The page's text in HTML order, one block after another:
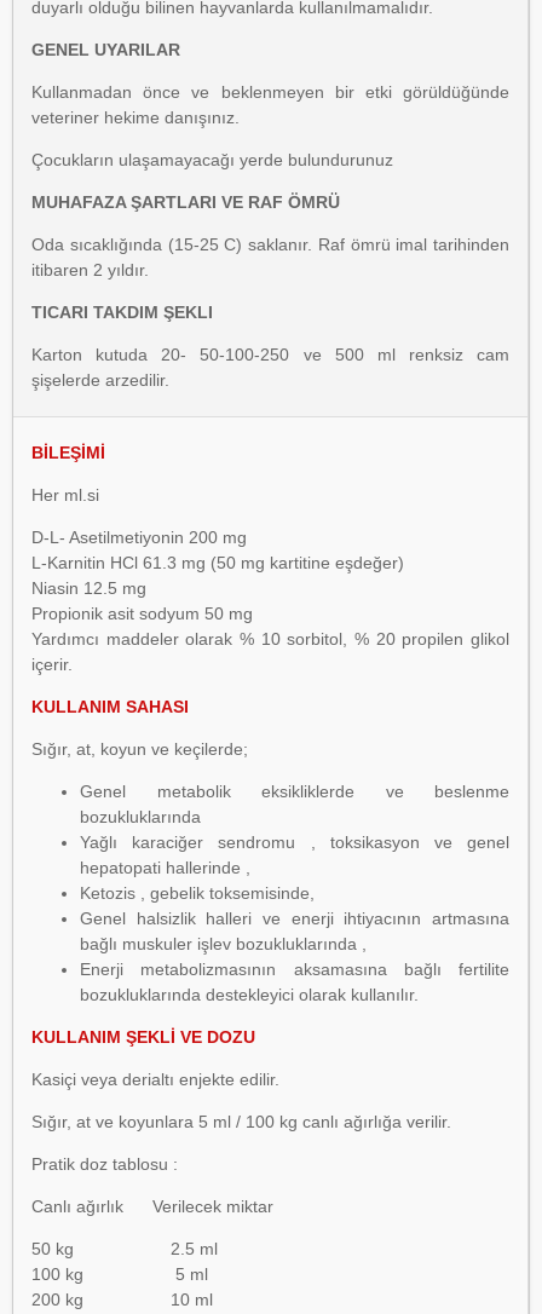
duyarlı olduğu bilinen hayvanlarda kullanılmamalıdır.
GENEL UYARILAR
Kullanmadan önce ve beklenmeyen bir etki görüldüğünde
veteriner hekime danışınız.
Çocukların ulaşamayacağı yerde bulundurunuz
MUHAFAZA ŞARTLARI VE RAF ÖMRÜ
Oda sıcaklığında (15-25 C) saklanır. Raf ömrü imal tarihinden
itibaren 2 yıldır.
TICARI TAKDIM ŞEKLI
Karton kutuda 20- 50-100-250 ve 500 ml renksiz cam
şişelerde arzedilir.
BİLEŞİMİ
Her ml.si
D-L- Asetilmetiyonin 200 mg
L-Karnitin HCl 61.3 mg (50 mg kartitine eşdeğer)
Niasin 12.5 mg
Propionik asit sodyum 50 mg
Yardımcı maddeler olarak % 10 sorbitol, % 20 propilen glikol
içerir.
KULLANIM SAHASI
Sığır, at, koyun ve keçilerde;
Genel metabolik eksikliklerde ve beslenme
bozukluklarında
Yağlı karaciğer sendromu , toksikasyon ve genel
hepatopati hallerinde ,
Ketozis , gebelik toksemisinde,
Genel halsizlik halleri ve enerji ihtiyacının artmasına
bağlı muskuler işlev bozukluklarında ,
Enerji metabolizmasının aksamasına bağlı fertilite
bozukluklarında destekleyici olarak kullanılır.
KULLANIM ŞEKLİ VE DOZU
Kasiçi veya derialtı enjekte edilir.
Sığır, at ve koyunlara 5 ml / 100 kg canlı ağırlığa verilir.
Pratik doz tablosu :
Canlı ağırlık Verilecek miktar
50 kg 2.5 ml
100 kg 5 ml
200 kg 10 ml